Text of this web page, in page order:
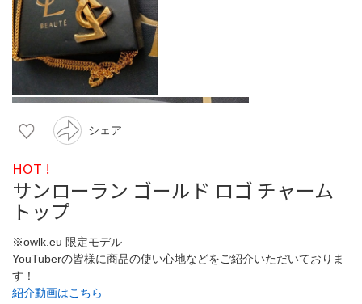
シェア
HOT !
サンローラン ゴールド ロゴ チャーム
トップ
※owlk.eu 限定モデル
YouTuberの皆様に商品の使い心地などをご紹介いただいておりま
す！
紹介動画はこちら